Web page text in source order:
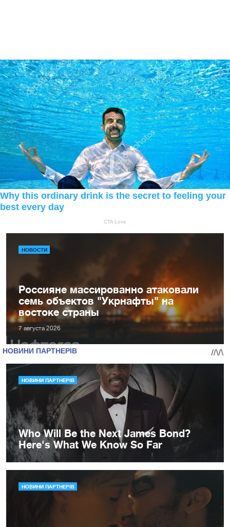
НОВОСТИ
Россияне массированно атаковали
семь объектов "Укрнафты" на
востоке страны
7 августа 2026